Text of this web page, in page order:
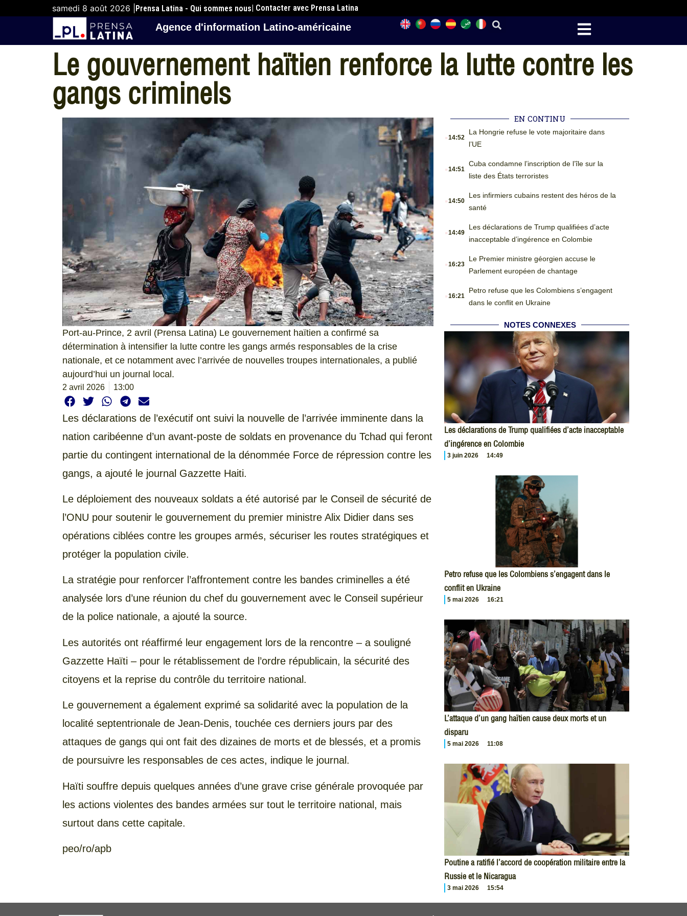
samedi 8 août 2026 | Prensa Latina - Qui sommes nous| Contacter avec Prensa Latina
Agence d'information Latino-américaine
Le gouvernement haïtien renforce la lutte contre les
gangs criminels
Port-au-Prince, 2 avril (Prensa Latina) Le gouvernement haïtien a confirmé sa
détermination à intensifier la lutte contre les gangs armés responsables de la crise
nationale, et ce notamment avec l’arrivée de nouvelles troupes internationales, a publié
aujourd’hui un journal local.
2 avril 2026 13:00
Les déclarations de l’exécutif ont suivi la nouvelle de l’arrivée imminente dans la
nation caribéenne d’un avant-poste de soldats en provenance du Tchad qui feront
partie du contingent international de la dénommée Force de répression contre les
gangs, a ajouté le journal Gazzette Haiti.
Le déploiement des nouveaux soldats a été autorisé par le Conseil de sécurité de
l’ONU pour soutenir le gouvernement du premier ministre Alix Didier dans ses
opérations ciblées contre les groupes armés, sécuriser les routes stratégiques et
protéger la population civile.
La stratégie pour renforcer l’affrontement contre les bandes criminelles a été
analysée lors d’une réunion du chef du gouvernement avec le Conseil supérieur
de la police nationale, a ajouté la source.
Les autorités ont réaffirmé leur engagement lors de la rencontre – a souligné
Gazzette Haïti – pour le rétablissement de l’ordre républicain, la sécurité des
citoyens et la reprise du contrôle du territoire national.
Le gouvernement a également exprimé sa solidarité avec la population de la
localité septentrionale de Jean-Denis, touchée ces derniers jours par des
attaques de gangs qui ont fait des dizaines de morts et de blessés, et a promis
de poursuivre les responsables de ces actes, indique le journal.
Haïti souffre depuis quelques années d’une grave crise générale provoquée par
les actions violentes des bandes armées sur tout le territoire national, mais
surtout dans cette capitale.
peo/ro/apb
EN CONTINU
.14:52
La Hongrie refuse le vote majoritaire dans
l’UE
.14:51
Cuba condamne l’inscription de l’île sur la
liste des États terroristes
.14:50
Les infirmiers cubains restent des héros de la
santé
.14:49
Les déclarations de Trump qualifiées d’acte
inacceptable d’ingérence en Colombie
.16:23
Le Premier ministre géorgien accuse le
Parlement européen de chantage
.16:21
Petro refuse que les Colombiens s’engagent
dans le conflit en Ukraine
NOTES CONNEXES
Les déclarations de Trump qualifiées d’acte inacceptable
d’ingérence en Colombie
3 juin 2026 14:49
Petro refuse que les Colombiens s’engagent dans le
conflit en Ukraine
5 mai 2026 16:21
L’attaque d’un gang haïtien cause deux morts et un
disparu
5 mai 2026 11:08
Poutine a ratifié l’accord de coopération militaire entre la
Russie et le Nicaragua
3 mai 2026 15:54